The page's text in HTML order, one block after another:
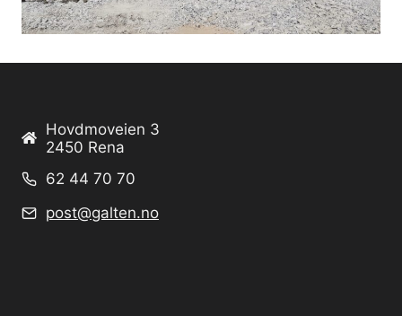
Hovdmoveien 3
2450 Rena
62 44 70 70
post@galten.no